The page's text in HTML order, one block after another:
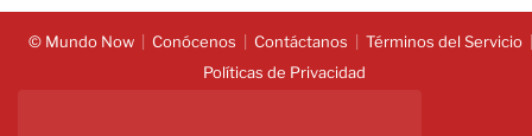
© Mundo Now Conócenos Contáctanos
Términos del Servicio
Políticas de Privacidad